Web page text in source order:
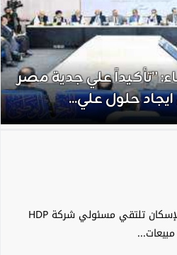
”تأكيداً علي جدية مصر
حلول علي...
وزيرة الإسكان تلتقي مسئولي شركة HDP
مبيعات...